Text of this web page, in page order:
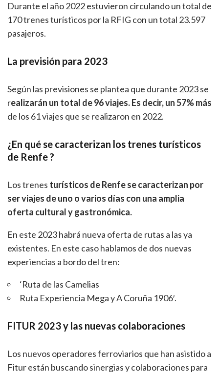
Durante el año 2022 estuvieron circulando un total de
170 trenes turísticos por la RFIG con un total 23.597
pasajeros.
La previsión para 2023
Según las previsiones se plantea que durante 2023 se
realizarán un total de 96 viajes. Es decir, un 57% más
de los 61 viajes que se realizaron en 2022.
¿En qué se caracterizan los trenes turísticos
de Renfe ?
Los trenes turísticos de Renfe se caracterizan por
ser viajes de uno o varios días con una amplia
oferta cultural y gastronómica.
En este 2023 habrá nueva oferta de rutas a las ya
existentes. En este caso hablamos de dos nuevas
experiencias a bordo del tren:
‘Ruta de las Camelias
Ruta Experiencia Mega y A Coruña 1906′.
FITUR 2023 y las nuevas colaboraciones
Los nuevos operadores ferroviarios que han asistido a
Fitur están buscando sinergias y colaboraciones para